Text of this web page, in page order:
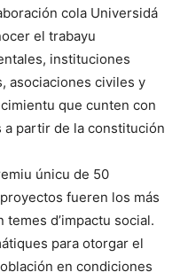
cola Universidá
el trabayu
instituciones
asociaciones civiles y
que cunten con
a partir de la constitución
únicu de 50
fueren los más
temes d’impactu social.
para otorgar el
en condiciones